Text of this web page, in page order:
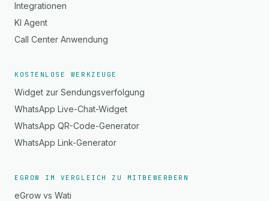
Integrationen
KI Agent
Call Center Anwendung
KOSTENLOSE WERKZEUGE
Widget zur Sendungsverfolgung
WhatsApp Live-Chat-Widget
WhatsApp QR-Code-Generator
WhatsApp Link-Generator
EGROW IM VERGLEICH ZU MITBEWERBERN
eGrow vs Wati